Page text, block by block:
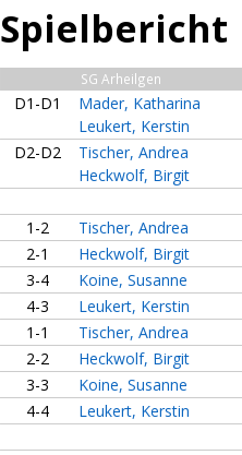
Spielbericht
SG Arheilgen
D1-D1
Mader, Katharina
Leukert, Kerstin
D2-D2
Tischer, Andrea
Heckwolf, Birgit
1-2
Tischer, Andrea
2-1
Heckwolf, Birgit
3-4
Koine, Susanne
4-3
Leukert, Kerstin
1-1
Tischer, Andrea
2-2
Heckwolf, Birgit
3-3
Koine, Susanne
4-4
Leukert, Kerstin